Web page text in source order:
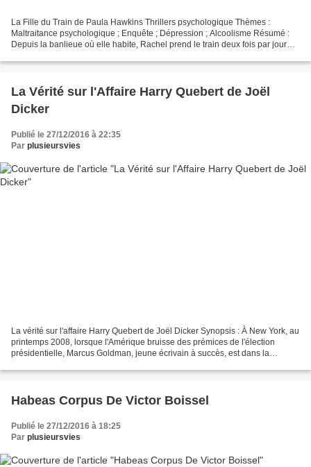
La Fille du Train de Paula Hawkins Thrillers psychologique Thèmes :
Maltraitance psychologique ; Enquête ; Dépression ; Alcoolisme Résumé :
Depuis la banlieue où elle habite, Rachel prend le train deux fois par jour
La Vérité sur l'Affaire Harry Quebert de Joël
Dicker
Publié le 27/12/2016 à 22:35
Par plusieursvies
La vérité sur l'affaire Harry Quebert de Joël Dicker Synopsis : À New York, au
printemps 2008, lorsque l'Amérique bruisse des prémices de l'élection
présidentielle, Marcus Goldman, jeune écrivain à succès, est dans la
Habeas Corpus De Victor Boissel
Publié le 27/12/2016 à 18:25
Par plusieursvies